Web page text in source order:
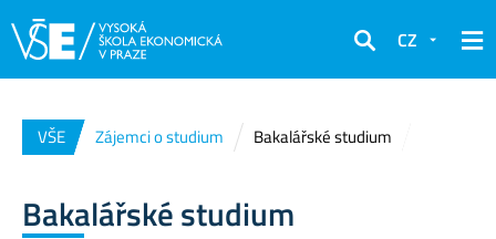
Hledat
CZ
VŠE Zájemci o studium Bakalářské studium
Bakalářské studium